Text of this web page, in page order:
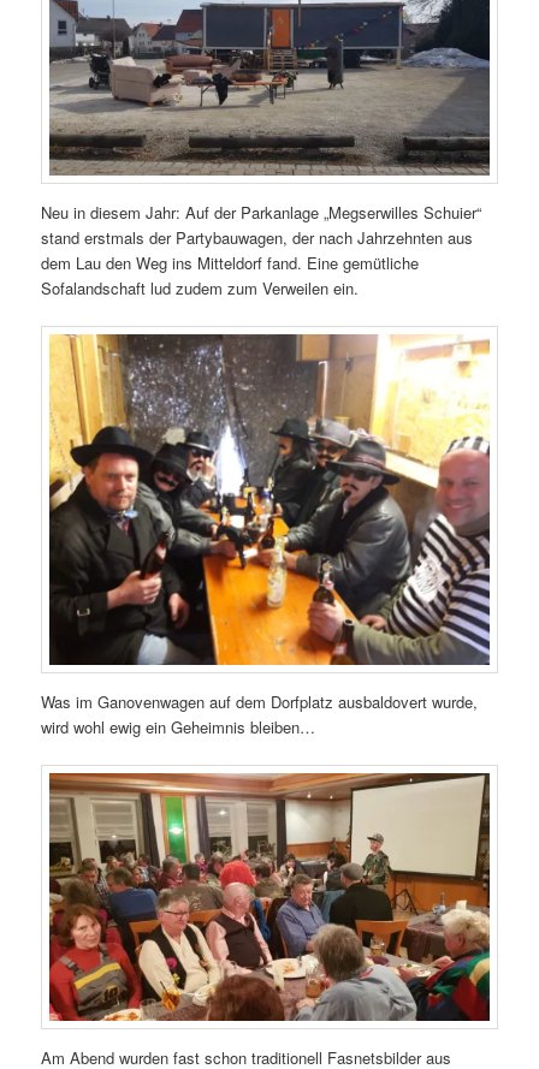
Neu in diesem Jahr: Auf der Parkanlage „Megserwilles Schuier“
stand erstmals der Partybauwagen, der nach Jahrzehnten aus
dem Lau den Weg ins Mitteldorf fand. Eine gemütliche
Sofalandschaft lud zudem zum Verweilen ein.
Was im Ganovenwagen auf dem Dorfplatz ausbaldovert wurde,
wird wohl ewig ein Geheimnis bleiben…
Am Abend wurden fast schon traditionell Fasnetsbilder aus